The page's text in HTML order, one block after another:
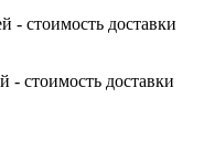
- стоимость доставки
- стоимость доставки